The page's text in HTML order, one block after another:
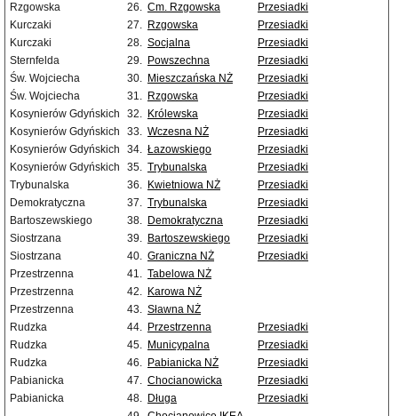
Rzgowska
26. Cm. Rzgowska
Przesiadki
Kurczaki
27. Rzgowska
Przesiadki
Kurczaki
28. Socjalna
Przesiadki
Sternfelda
29. Powszechna
Przesiadki
Św. Wojciecha
30. Mieszczańska NŻ
Przesiadki
Św. Wojciecha
31. Rzgowska
Przesiadki
Kosynierów Gdyńskich
32. Królewska
Przesiadki
Kosynierów Gdyńskich
33. Wczesna NŻ
Przesiadki
Kosynierów Gdyńskich
34. Łazowskiego
Przesiadki
Kosynierów Gdyńskich
35. Trybunalska
Przesiadki
Trybunalska
36. Kwietniowa NŻ
Przesiadki
Demokratyczna
37. Trybunalska
Przesiadki
Bartoszewskiego
38. Demokratyczna
Przesiadki
Siostrzana
39. Bartoszewskiego
Przesiadki
Siostrzana
40. Graniczna NŻ
Przesiadki
Przestrzenna
41. Tabelowa NŻ
Przestrzenna
42. Karowa NŻ
Przestrzenna
43. Sławna NŻ
Rudzka
44. Przestrzenna
Przesiadki
Rudzka
45. Municypalna
Przesiadki
Rudzka
46. Pabianicka NŻ
Przesiadki
Pabianicka
47. Chocianowicka
Przesiadki
Pabianicka
48. Długa
Przesiadki